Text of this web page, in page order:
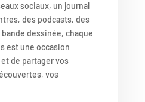
sociaux, un journal
des podcasts, des
dessinée, chaque
est une occasion
de partager vos
vos